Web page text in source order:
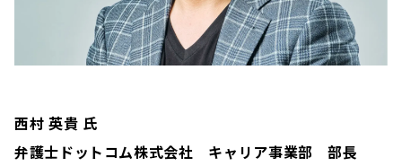
西村 英貴 氏
弁護士ドットコム株式会社 キャリア事業部 部長